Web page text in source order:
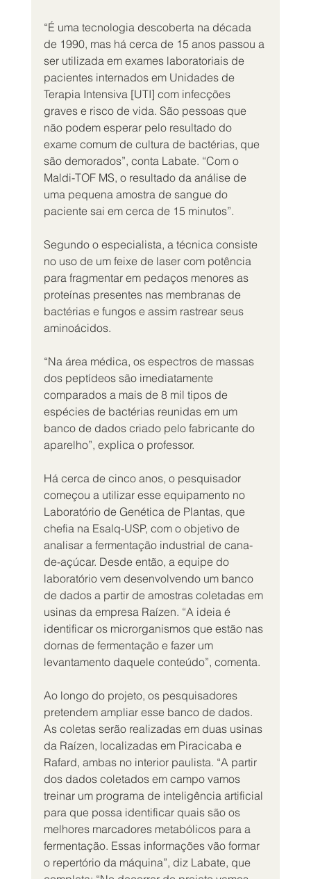
“É uma tecnologia descoberta na década
de 1990, mas há cerca de 15 anos passou a
ser utilizada em exames laboratoriais de
pacientes internados em Unidades de
Terapia Intensiva [UTI] com infecções
graves e risco de vida. São pessoas que
não podem esperar pelo resultado do
exame comum de cultura de bactérias, que
são demorados”, conta Labate. “Com o
Maldi-TOF MS, o resultado da análise de
uma pequena amostra de sangue do
paciente sai em cerca de 15 minutos”.
Segundo o especialista, a técnica consiste
no uso de um feixe de laser com potência
para fragmentar em pedaços menores as
proteínas presentes nas membranas de
bactérias e fungos e assim rastrear seus
aminoácidos.
“Na área médica, os espectros de massas
dos peptídeos são imediatamente
comparados a mais de 8 mil tipos de
espécies de bactérias reunidas em um
banco de dados criado pelo fabricante do
aparelho”, explica o professor.
Há cerca de cinco anos, o pesquisador
começou a utilizar esse equipamento no
Laboratório de Genética de Plantas, que
chefia na Esalq-USP, com o objetivo de
analisar a fermentação industrial de cana-
de-açúcar. Desde então, a equipe do
laboratório vem desenvolvendo um banco
de dados a partir de amostras coletadas em
usinas da empresa Raízen. “A ideia é
identificar os microrganismos que estão nas
dornas de fermentação e fazer um
levantamento daquele conteúdo”, comenta.
Ao longo do projeto, os pesquisadores
pretendem ampliar esse banco de dados.
As coletas serão realizadas em duas usinas
da Raízen, localizadas em Piracicaba e
Rafard, ambas no interior paulista. “A partir
dos dados coletados em campo vamos
treinar um programa de inteligência artificial
para que possa identificar quais são os
melhores marcadores metabólicos para a
fermentação. Essas informações vão formar
o repertório da máquina”, diz Labate, que